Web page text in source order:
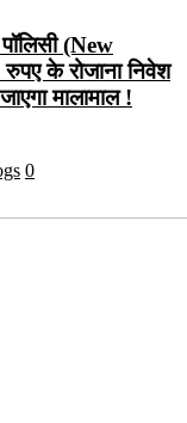
(New
के रोजाना निवेश
मालामाल !
0